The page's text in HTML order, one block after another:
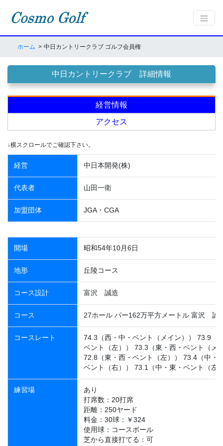
ホーム 中日カントリークラブ ゴルフ会員権
中日カントリークラブ 詳細情報
経営情報
アクセス
↓横スクロールでご確認下さい。
経営 中日本開発(株)
代表者 山田一衛
加盟団体 JGA・CGA
開場 昭和54年10月6日
地形 丘陵コース
コース設計 富沢 誠造
コース 27ホール パー162万平方メートル 富沢 誠
コースレート
74.3（西・中・ベント（メイン）） 73.9（
ベント（左）） 73.3（東・西・ベント（メ
72.8（東・西・ベント（左）） 73.4（中・
ベント（右）） 73.1（中・東・ベント（左
練習場
あり
打席数：20打席
距離：250ヤード
料金：30球：￥324
使用球：コースボール
芝から直接打てる：可